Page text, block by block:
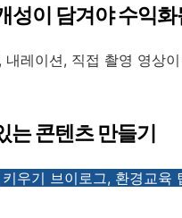
성이 담겨야 수익
내레이션, 직접 촬영 영상
는 콘텐츠 만들기
우기 브이로그, 환경교육